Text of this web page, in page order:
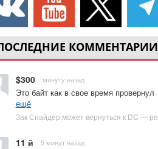
КОММЕНТАРИИ
$300 минуту назад
Это байт как в свое время провернул
ещё
11 й 5 минут назад